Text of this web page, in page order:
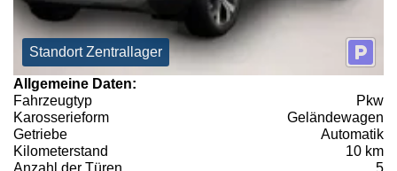
Standort Zentrallager
Allgemeine Daten:
Fahrzeugtyp
Pkw
Karosserieform
Geländewagen
Getriebe
Automatik
Kilometerstand
10 km
Anzahl der Türen
5